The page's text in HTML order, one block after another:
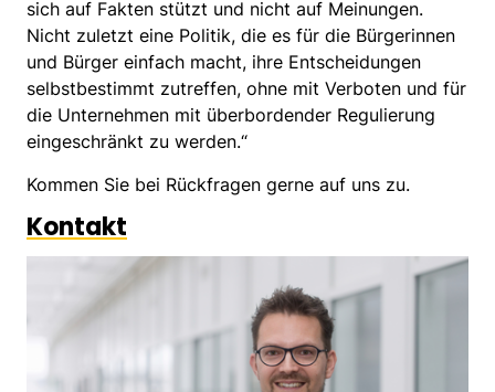
sich auf Fakten stützt und nicht auf Meinungen.
Nicht zuletzt eine Politik, die es für die Bürgerinnen
und Bürger einfach macht, ihre Entscheidungen
selbstbestimmt zutreffen, ohne mit Verboten und für
die Unternehmen mit überbordender Regulierung
eingeschränkt zu werden.“
Kommen Sie bei Rückfragen gerne auf uns zu.
Kontakt